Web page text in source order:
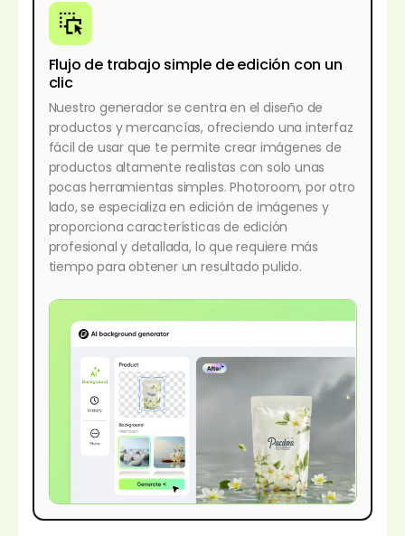
Flujo de trabajo simple de edición con un
clic
Nuestro generador se centra en el diseño de
productos y mercancías, ofreciendo una interfaz
fácil de usar que te permite crear imágenes de
productos altamente realistas con solo unas
pocas herramientas simples. Photoroom, por otro
lado, se especializa en edición de imágenes y
proporciona características de edición
profesional y detallada, lo que requiere más
tiempo para obtener un resultado pulido.